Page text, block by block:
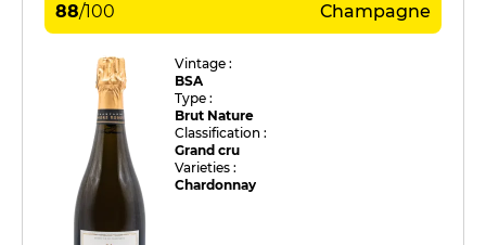
88/100 Champagne
Vintage :
BSA
Type :
Brut Nature
Classification :
Grand cru
Varieties :
Chardonnay